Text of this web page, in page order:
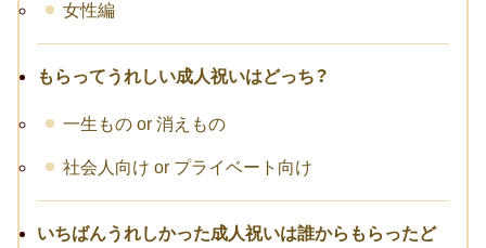
成人祝い
女性編
もらってうれしい成人祝いはどっち？
一生もの or 消えもの
社会人向け or プライベート向け
いちばんうれしかった成人祝いは誰からもらったど